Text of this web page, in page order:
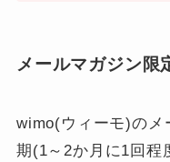
メールマガジン限
wimo(ウィーモ)のメ
期(1～2か月に1回程